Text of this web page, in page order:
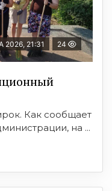
2026, 21:31 24
Как сообщает
на ...